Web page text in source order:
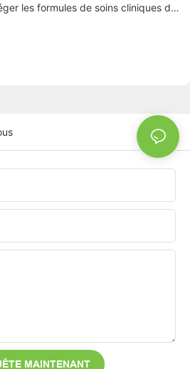
les formules de soins cliniques de
MAINTENANT